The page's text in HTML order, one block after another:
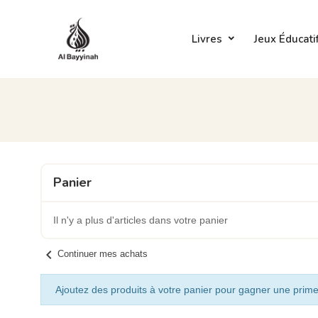
Livres Jeux
Panier
Il n'y a plus d'articles dans votre panier
chevron_left Continuer mes achats
Ajoutez des produits à votre panier pour gagner une